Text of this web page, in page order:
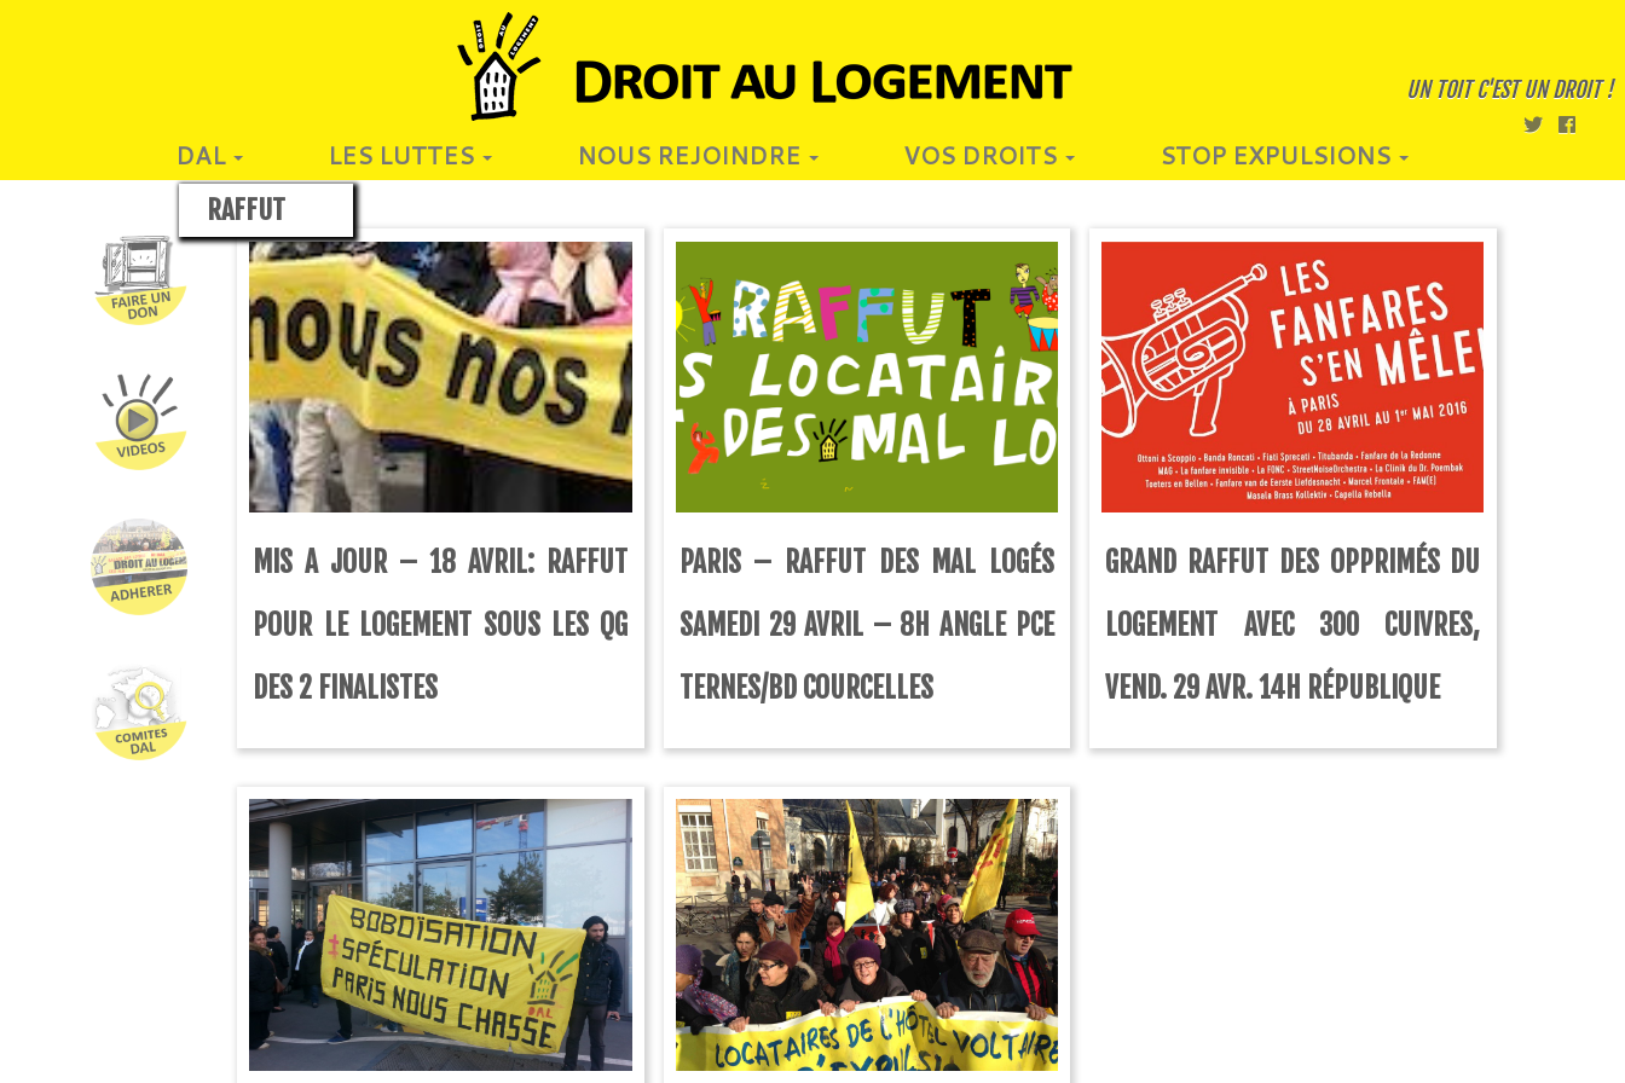
UN TOIT C'EST UN DROIT !
DAL LES LUTTES NOUS REJOINDRE VOS DROITS STOP EXPULSIONS
RAFFUT
MIS A JOUR – 18 AVRIL: RAFFUT
POUR LE LOGEMENT SOUS LES QG
DES 2 FINALISTES
PARIS – RAFFUT DES MAL LOGÉS
SAMEDI 29 AVRIL – 8H ANGLE PCE
TERNES/BD COURCELLES
GRAND RAFFUT DES OPPRIMÉS DU
LOGEMENT AVEC 300 CUIVRES,
VEND. 29 AVR. 14H RÉPUBLIQUE